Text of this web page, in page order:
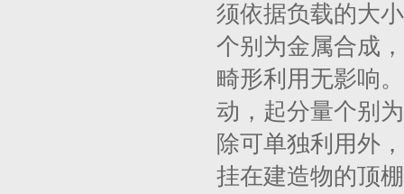
须依据负载的大
个别为金属合成
畸形利用无影响
动，起分量个别
除可单独利用外
挂在建造物的顶